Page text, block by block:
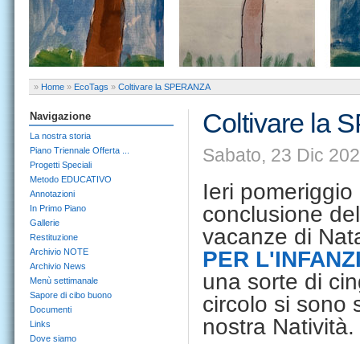
» Home » EcoTags » Coltivare la SPERANZA
Coltivare la
Sabato, 23 Dic
Ieri
conclusione
vacanze di
PER
una sorte di
circolo si sono
nostra Natività.
Navigazione
La nostra storia
Piano Triennale Offerta ...
Progetti Speciali
Metodo EDUCATIVO
Annotazioni
In Primo Piano
Gallerie
Restituzione
Archivio NOTE
Archivio News
Menù settimanale
Sapore di cibo buono
Documenti
Links
Dove siamo